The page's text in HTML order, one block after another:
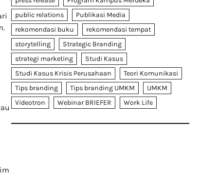
public relations
Publikasi Media
rekomendasi buku
rekomendasi tempat
storytelling
Strategic Branding
strategi marketing
Studi Kasus
Studi Kasus Krisis Perusahaan
Teori Komunikasi
Tips branding
Tips branding UMKM
UMKM
Videotron
Webinar BRIEFER Work Life